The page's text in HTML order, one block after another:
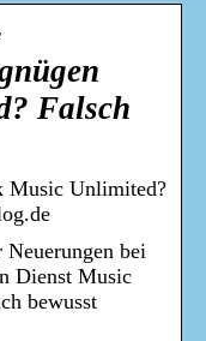
Falsch
Music Unlimited?
bei
Dienst Music
bewusst